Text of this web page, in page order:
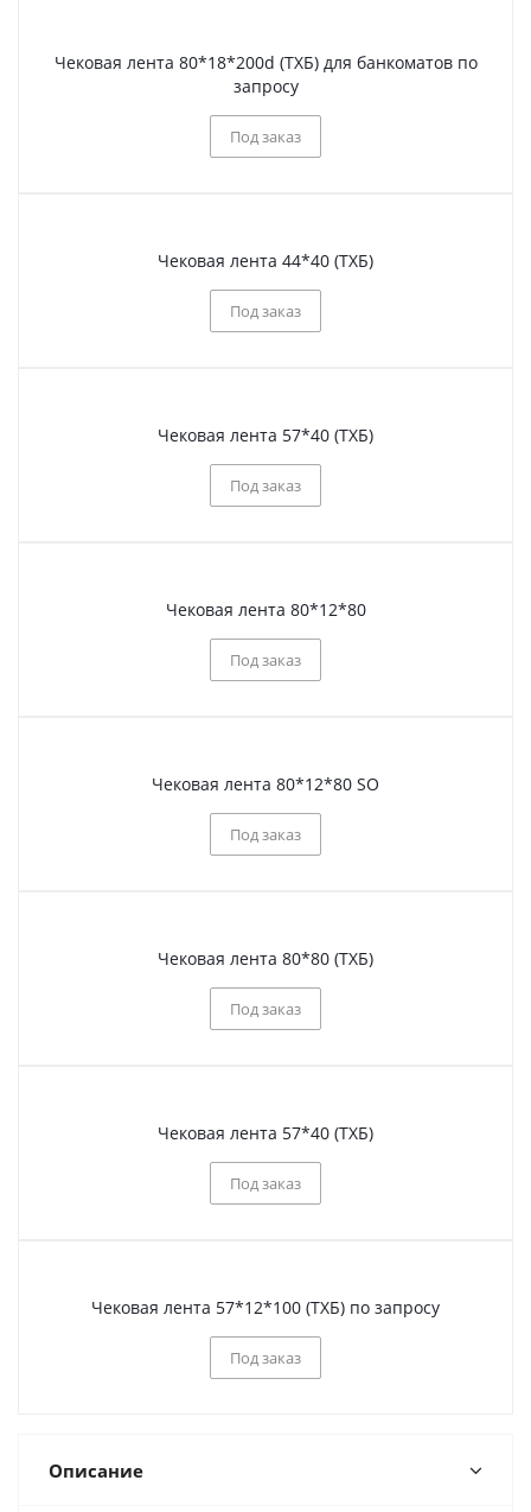
Чековая лента 80*18*200d (ТХБ) для банкоматов по
запросу
Под заказ
Чековая лента 44*40 (ТХБ)
Под заказ
Чековая лента 57*40 (ТХБ)
Под заказ
Чековая лента 80*12*80
Под заказ
Чековая лента 80*12*80 SO
Под заказ
Чековая лента 80*80 (ТХБ)
Под заказ
Чековая лента 57*40 (ТХБ)
Под заказ
Чековая лента 57*12*100 (ТХБ) по запросу
Под заказ
Описание